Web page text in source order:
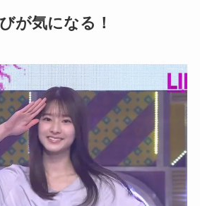
が気になる！